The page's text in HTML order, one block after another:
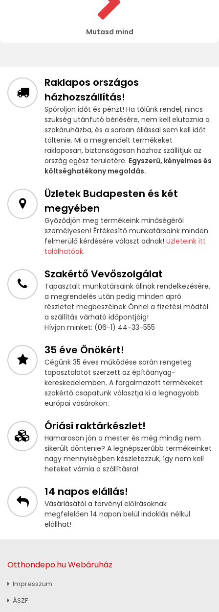
Mutasd mind
Raklapos országos
házhozszállítás!
Spóroljon időt és pénzt! Ha tőlünk rendel, nincs
szükség utánfutó bérlésére, nem kell elutaznia a
szakáruházba, és a sorban állással sem kell időt
töltenie. Mi a megrendelt termékeket
raklaposan, biztonságosan házhoz szállítjuk az
ország egész területére. Egyszerű, kényelmes és
költséghatékony megoldás.
Üzletek Budapesten és két
megyében
Győződjön meg termékeink minőségéről
személyesen! Értékesítő munkatársaink minden
felmerülő kérdésére választ adnak! Üzleteink itt
találhatóak.
Szakértő Vevőszolgálat
Tapasztalt munkatársaink állnak rendelkezésére,
a megrendelés után pedig minden apró
részletet megbeszélnek Önnel a fizetési módtól
a szállítás várható időpontjáig!
Hívjon minket: (06-1) 44-33-555
35 éve Önökért!
Cégünk 35 éves működése során rengeteg
tapasztalatot szerzett az építőanyag-
kereskedelemben. A forgalmazott termékeket
szakértő csapatunk választja ki a legnagyobb
európai vásárokon.
Óriási raktárkészlet!
Hamarosan jön a mester és még mindig nem
sikerült döntenie? A legnépszerűbb termékeinket
nagy mennyiségben készletezzük, így nem kell
heteket várnia a szállításra!
14 napos elállás!
Vásárlásától a törvényi előírásoknak
megfelelően 14 napon belül indoklás nélkül
elállhat!
Otthondepo.hu Webáruház
Impresszum
ÁSZF